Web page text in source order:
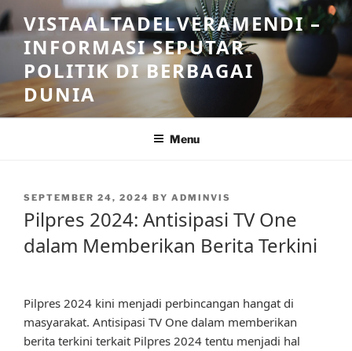
Skip
to
content
VISTAALTADELVERAMENDI –
INFORMASI SEPUTAR
POLITIK DI BERBAGAI
DUNIA
Menu
POSTED
ON
SEPTEMBER 24, 2024 BY ADMINVIS
Pilpres 2024: Antisipasi TV One
dalam Memberikan Berita Terkini
Pilpres 2024 kini menjadi perbincangan hangat di
masyarakat. Antisipasi TV One dalam memberikan
berita terkini terkait Pilpres 2024 tentu menjadi hal